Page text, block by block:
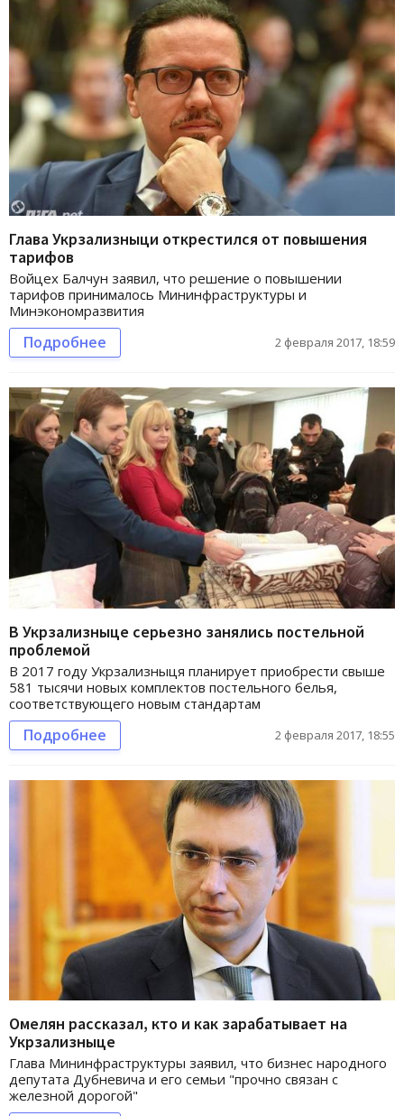
Глава Укрзализныци открестился от повышения
тарифов
Войцех Балчун заявил, что решение о повышении
тарифов принималось Мининфраструктуры и
Минэкономразвития
Подробнее 2 февраля 2017, 18:59
В Укрзализныце серьезно занялись постельной
проблемой
В 2017 году Укрзализныця планирует приобрести свыше
581 тысячи новых комплектов постельного белья,
соответствующего новым стандартам
Подробнее 2 февраля 2017, 18:55
Омелян рассказал, кто и как зарабатывает на
Укрзализныце
Глава Мининфраструктуры заявил, что бизнес народного
депутата Дубневича и его семьи "прочно связан с
железной дорогой"